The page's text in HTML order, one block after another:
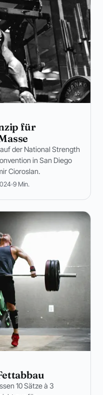
für
der National Strength
in San Diego
Cioroslan.
9 Min.
10 Sätze à 3